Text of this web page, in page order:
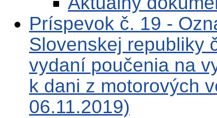
Príspevok č. 19 -
Slovenskej republiky
vydaní poučenia na
k dani z motorových
06.11.2019)